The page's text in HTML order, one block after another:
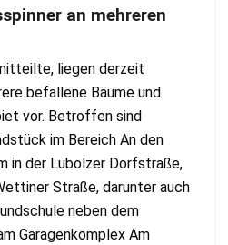
an mehreren
liegen derzeit
befallene Bäume und
vor. Betroffen sind
im Bereich An den
in der Lubolzer Dorfstraße,
Straße, darunter auch
neben dem
Garagenkomplex Am